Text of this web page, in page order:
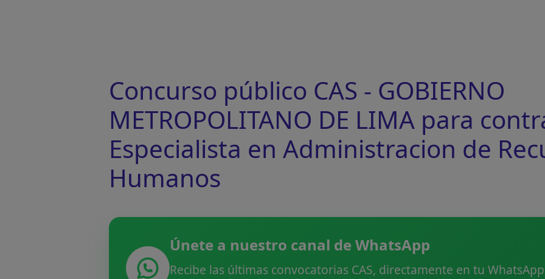
Concurso público CAS - GOBIERNO
METROPOLITANO DE LIMA para
Especialista en Administracion de
Humanos
Únete a nuestro canal de WhatsApp
Recibe las últimas convocatorias CAS, directamente en tu